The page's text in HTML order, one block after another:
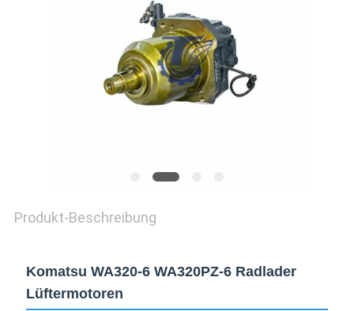
Produkt-Beschreibung
Komatsu WA320-6 WA320PZ-6 Radlader
Lüftermotoren